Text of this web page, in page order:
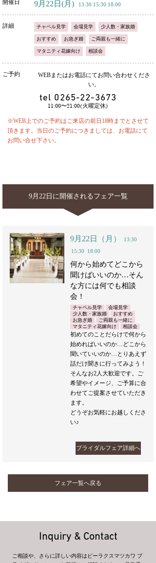
開催日 9月22日 (月) 13:30 15:30 18:00
詳細 チャペル見学 会場見学 少人数・家族婚
おすすめ お急ぎ婚 ご両親も一緒に
マタニティ花嫁向け 相談会
ご予約
WEBまたはお電話にてお問い合わせくださ
い。
tel 0265-22-3673
11:00〜21:00(火曜定休)
※WEB上でのご予約はご来店の前日18時までとさせて
頂きます。当日のご予約につきましては、お電話にて
お問い合せ下さい。
9月22日に開催されるフェア一覧
9月22日（月）
13:30
15:30
18:00
何から始めてどこから
聞けばいいのか…そん
な方には何でも相談
会！
チャペル見学
会場見学
少人数・家族婚
おすすめ
お急ぎ婚
ご両親も一緒に
マタニティ花嫁向け
相談会
初めてのことだらけで何から
始めればいいのか…どこから
聞いていいのか…とりあえず
話だけ聞きに行ってみよう！
そんなお2人大歓迎です。ご
希望やイメージ、ご予算に合
わせてご提案させていただき
ます。
どうぞお気軽にお越しくださ
い♪
ブライダルフェア詳細へ
フェア一覧へ戻る
Inquiry & Contact
ご相談や、さらに詳しい内容はビーラクスマツカワ ブ